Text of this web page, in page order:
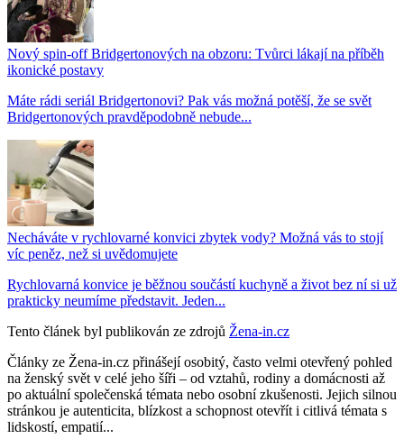
Nový spin-off Bridgertonových na obzoru: Tvůrci lákají na příběh
ikonické postavy
Máte rádi seriál Bridgertonovi? Pak vás možná potěší, že se svět
Bridgertonových pravděpodobně nebude...
Necháváte v rychlovarné konvici zbytek vody? Možná vás to stojí
víc peněz, než si uvědomujete
Rychlovarná konvice je běžnou součástí kuchyně a život bez ní si už
prakticky neumíme představit. Jeden...
Tento článek byl publikován ze zdrojů Žena-in.cz
Články ze Žena-in.cz přinášejí osobitý, často velmi otevřený pohled
na ženský svět v celé jeho šíři – od vztahů, rodiny a domácnosti až
po aktuální společenská témata nebo osobní zkušenosti. Jejich silnou
stránkou je autenticita, blízkost a schopnost otevřít i citlivá témata s
lidskostí, empatií...